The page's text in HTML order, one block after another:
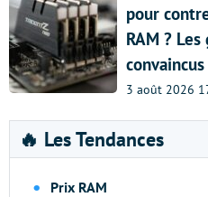
pour
RAM ?
convaincus
3 août 2026
🔥 Les Tendances
Prix RAM